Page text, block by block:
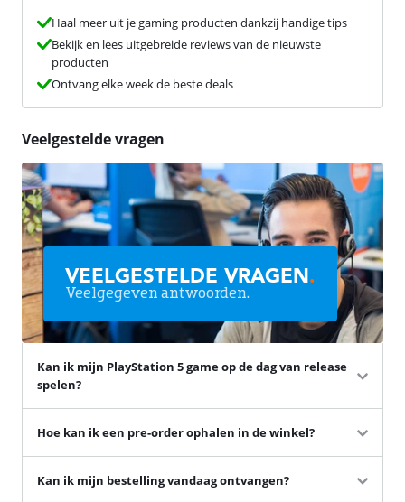
Haal meer uit je gaming producten dankzij handige tips
Bekijk en lees uitgebreide reviews van de nieuwste
producten
Ontvang elke week de beste deals
Veelgestelde vragen
Kan ik mijn PlayStation 5 game op de dag van release
spelen?
Hoe kan ik een pre-order ophalen in de winkel?
Kan ik mijn bestelling vandaag ontvangen?
VEELGESTELDE VRAGEN.
Veelgegeven antwoorden.